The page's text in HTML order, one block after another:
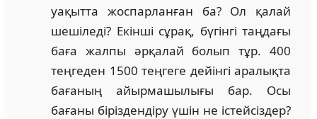
уақытта жоспарланған ба? Ол қалай
шешіледі? Екінші сұрақ, бүгінгі таңдағы
баға жалпы әрқалай болып тұр. 400
теңгеден 1500 теңгеге дейінгі аралықта
бағаның айырмашылығы бар. Осы
бағаны біріздендіру үшін не істейсіздер?